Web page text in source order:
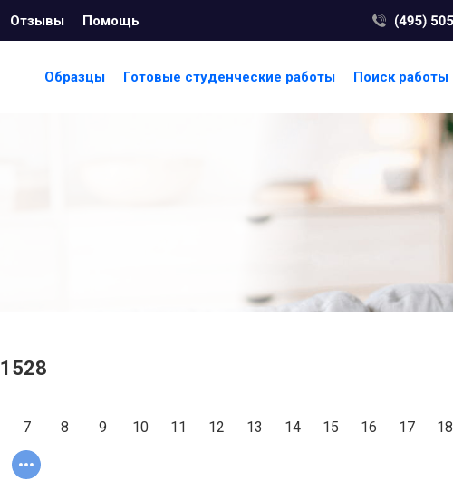
Отзывы Помощь
Образцы Готовые студенческие работы Поиск работы
1528
7 8 9 10 11 12 13 14 15 16 17 18